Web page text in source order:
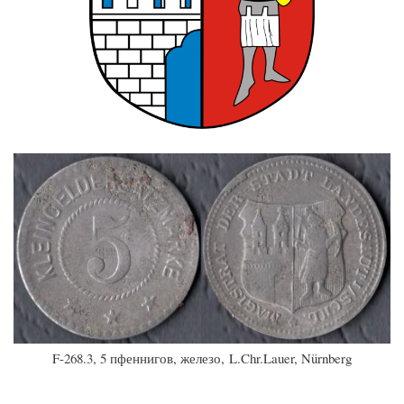
F-268.3, 5 пфеннигов, железо, L.Chr.Lauer, Nürnberg